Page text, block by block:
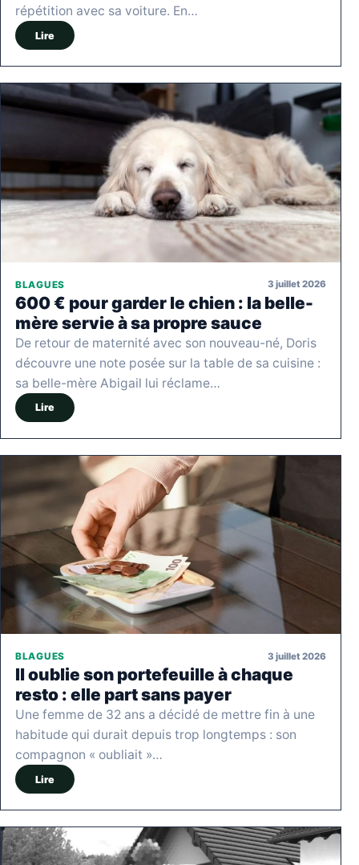
répétition avec sa voiture. En…
Lire
BLAGUES 3 juillet 2026
600 € pour garder le chien : la belle-
mère servie à sa propre sauce
De retour de maternité avec son nouveau-né, Doris
découvre une note posée sur la table de sa cuisine :
sa belle-mère Abigail lui réclame…
Lire
BLAGUES 3 juillet 2026
Il oublie son portefeuille à chaque
resto : elle part sans payer
Une femme de 32 ans a décidé de mettre fin à une
habitude qui durait depuis trop longtemps : son
compagnon « oubliait »…
Lire